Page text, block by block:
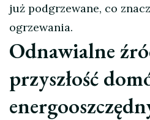
już podgrzewane, co
ogrzewania.
Odnawialne
przyszłość